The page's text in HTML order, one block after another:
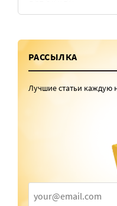
РАССЫЛКА
Лучшие статьи каждую